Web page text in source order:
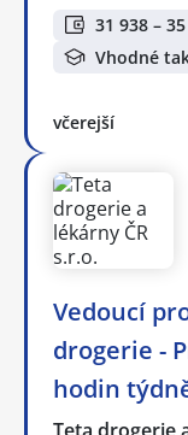
31 938 –
Vhodné
včerejší
Vedoucí
drogerie -
hodin